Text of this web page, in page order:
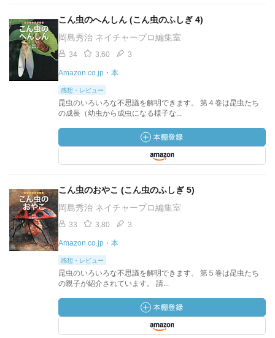
こん虫のへんしん (こん虫のふしぎ 4)
岡島秀治 ネイチャープロ編集室
34 3.60 3
Amazon.co.jp・本
感想・レビュー
昆虫のいろいろな不思議を解明できます。 第４巻は昆虫たち
の成長（幼虫から成虫になる様子な...
こん虫のおやこ (こん虫のふしぎ 5)
岡島秀治 ネイチャープロ編集室
33 3.80 3
Amazon.co.jp・本
感想・レビュー
昆虫のいろいろな不思議を解明できます。 第５巻は昆虫たち
の親子が紹介されています。 請...